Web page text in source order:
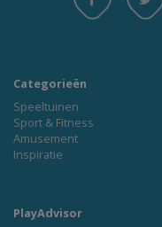
Categorieën
Speeltuinen
Sport & Fitness
Amusement
Inspiratie
PlayAdvisor